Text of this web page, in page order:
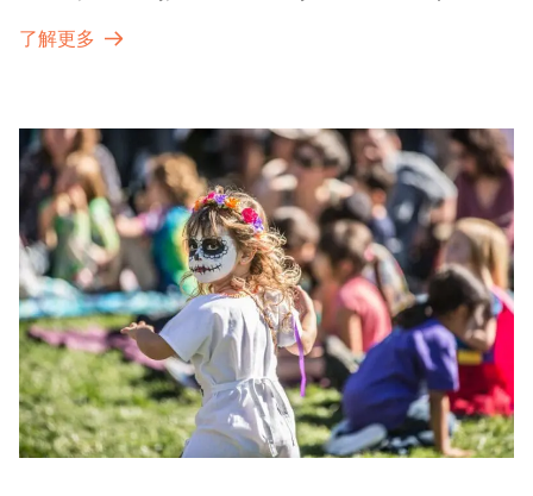
sets from boundary-pushing artists, delicious offerings
move, make, and connect in celebration of Black culture.
了解更多